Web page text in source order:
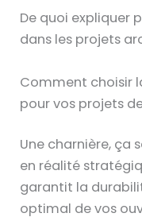
De quoi expliquer
dans les projets
Comment choisir
pour vos projets
Une charnière, ça
en réalité
garantit la
optimal de vos